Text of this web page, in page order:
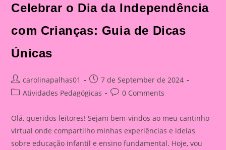
Celebrar o Dia da Independência
com Crianças: Guia de Dicas
Únicas
Post
author:
carolinapalhas01
Post
published:
7 de September de 2024
PostAtividades Pedagógicas
Post0 Comments
Olá, queridos leitores! Sejam bem-vindos ao meu cantinho
virtual onde compartilho minhas experiências e ideias
sobre educação infantil e ensino fundamental. Hoje, vou